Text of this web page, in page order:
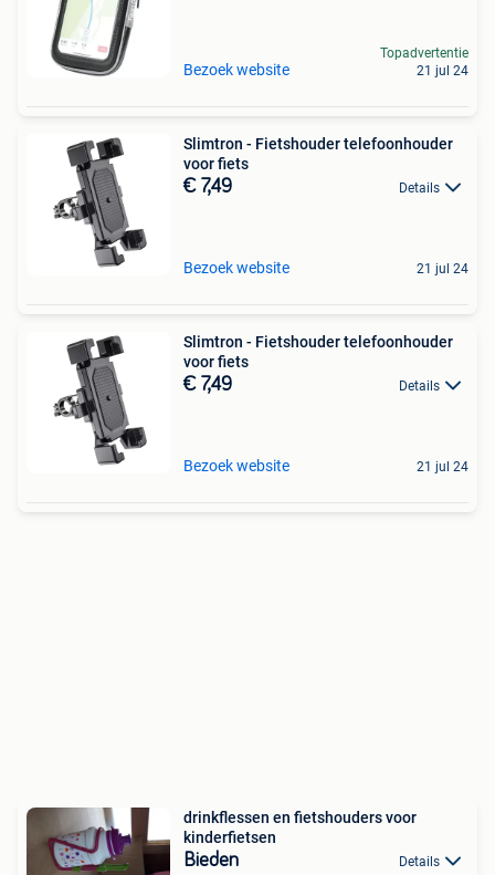
Bezoek website
Topadvertentie
21 jul 24
Slimtron - Fietshouder telefoonhouder
voor fiets
€ 7,49 Details
Bezoek website 21 jul 24
Slimtron - Fietshouder telefoonhouder
voor fiets
€ 7,49 Details
Bezoek website 21 jul 24
drinkflessen en fietshouders voor
kinderfietsen
Bieden Details